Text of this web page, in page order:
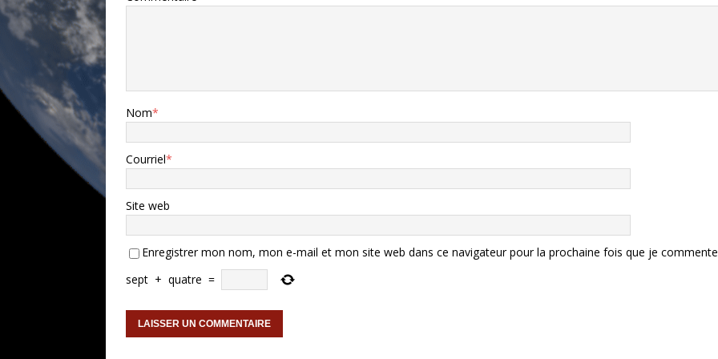
Nom*
Courriel*
Site web
Enregistrer mon nom, mon e-mail et mon site web dans ce navigateur pour la prochaine fois que je
sept + quatre =